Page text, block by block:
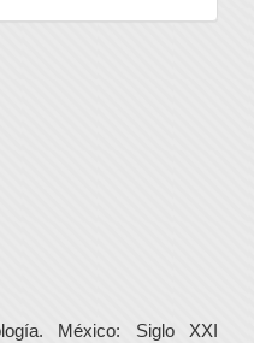
México: Siglo XXI